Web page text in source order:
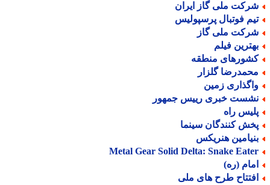
ملی گاز ایران
فوتبال پرسپولیس
ملی گاز
فیلم
منطقه
گلزار
زمین
خبری رییس جمهور
راه
کنندگان سینما
هنریکس
Metal Gear Solid Delta: Snake
(ره)
طرح های ملی